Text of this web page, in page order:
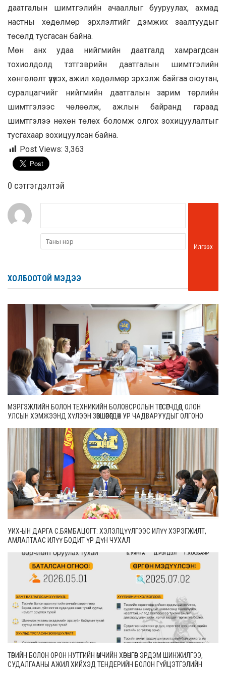
даатгалын шимтгэлийн ачааллыг бууруулах, ахмад
настны хөдөлмөр эрхлэлтийг дэмжих заалтуудыг
төсөлд тусгасан байна.
Мөн анх удаа нийгмийн даатгалд хамрагдсан
тохиолдолд тэтгэврийн даатгалын шимтгэлийн
хөнгөлөлт үзүүлэх, ажил хөдөлмөр эрхэлж байгаа оюутан,
суралцагчийг нийгмийн даатгалын зарим төрлийн
шимтгэлээс чөлөөлж, ажлын байранд гараад
шимтгэлээ нөхөн төлөх боломж олгох зохицуулалтыг
тусгахаар зохицуулсан байна.
Post Views: 3,363
0 cэтгэгдэлтэй
Илгээх
ХОЛБООТОЙ МЭДЭЭ
МЭРГЭЖЛИЙН БОЛОН ТЕХНИКИЙН БОЛОВСРОЛЫН ТӨГСӨГЧДӨД ОЛОН
УЛСЫН ХЭМЖЭЭНД ХҮЛЭЭН ЗӨВШӨӨРӨГДӨХ УР ЧАДВАРУУДЫГ ОЛГОНО
УИХ-ЫН ДАРГА С.БЯМБАЦОГТ: ХЭЛЭЛЦҮҮЛГЭЭС ИЛҮҮ ХЭРЭГЖИЛТ,
АМЛАЛТААС ИЛҮҮ БОДИТ ҮР ДҮН ЧУХАЛ
ТӨРИЙН БОЛОН ОРОН НУТГИЙН ӨМЧИЙН ХӨРӨНГӨӨР ЭРДЭМ ШИНЖИЛГЭЭ,
СУДАЛГААНЫ АЖИЛ ХИЙХЭД ТЕНДЕРИЙН БОЛОН ГҮЙЦЭТГЭЛИЙН